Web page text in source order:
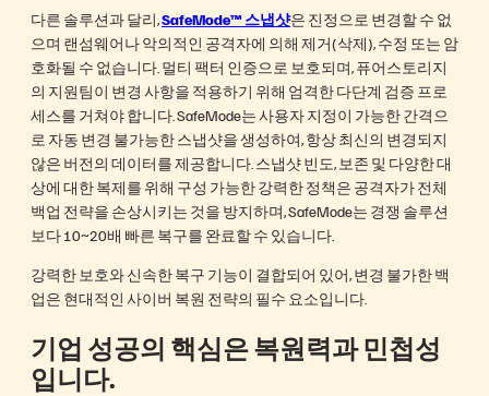
다른 솔루션과 달리,SafeMode™ 스냅샷은 진정으로 변경할 수 없
으며 랜섬웨어나 악의적인 공격자에 의해 제거(삭제), 수정 또는 암
호화될 수 없습니다. 멀티 팩터 인증으로 보호되며, 퓨어스토리지
의 지원팀이 변경 사항을 적용하기 위해 엄격한 다단계 검증 프로
세스를 거쳐야 합니다. SafeMode는 사용자 지정이 가능한 간격으
로 자동 변경 불가능한 스냅샷을 생성하여, 항상 최신의 변경되지
않은 버전의 데이터를 제공합니다. 스냅샷 빈도, 보존 및 다양한 대
상에 대한 복제를 위해 구성 가능한 강력한 정책은 공격자가 전체
백업 전략을 손상시키는 것을 방지하며, SafeMode는 경쟁 솔루션
보다 10~20배 빠른 복구를 완료할 수 있습니다.
강력한 보호와 신속한 복구 기능이 결합되어 있어, 변경 불가한 백
업은 현대적인 사이버 복원 전략의 필수 요소입니다.
기업 성공의 핵심은 복원력과 민첩성
입니다.